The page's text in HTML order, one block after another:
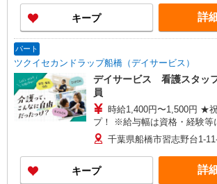
キープ 詳
パート
ツクイセカンドラップ船橋（デイサービス）
デイサービス 看護スタッ
員
時給1,400円〜1,500円 ★祝日は時給100円アッ
プ！ ※給与幅は資格・経験等
千葉県船橋市習志野台1-
キープ 詳